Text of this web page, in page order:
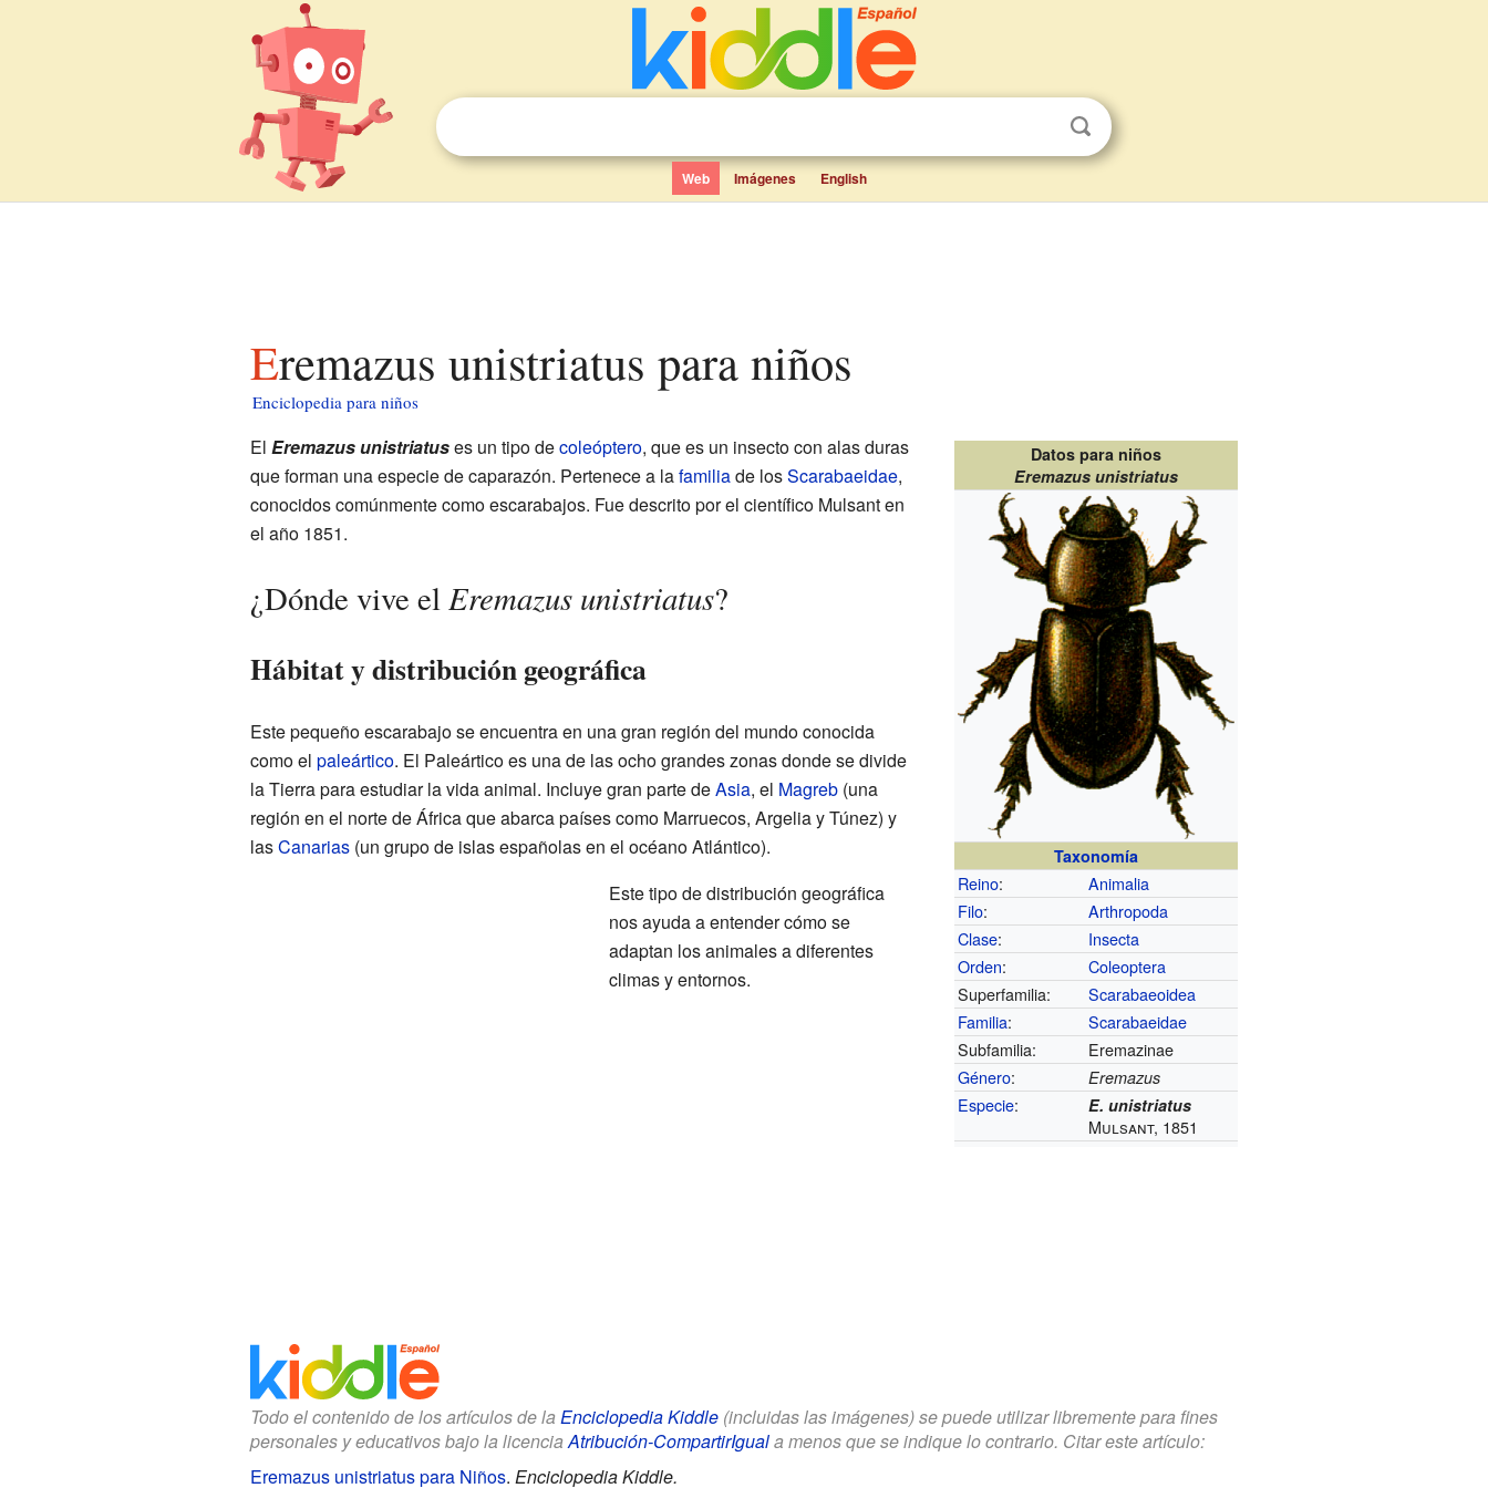
Web Imágenes English
Eremazus unistriatus para niños
Enciclopedia para niños
Datos para niños
Eremazus unistriatus
Taxonomía
Reino:
Animalia
Filo:
Arthropoda
Clase:
Insecta
Orden:
Coleoptera
Superfamilia:
Scarabaeoidea
Familia:
Scarabaeidae
Subfamilia:
Eremazinae
Género: Eremazus
Especie: E. unistriatus
Mulsant, 1851
El Eremazus unistriatuses un tipo decoleóptero, que es un insecto con alas duras
que forman una especie de caparazón. Pertenece a lafamiliade losScarabaeidae,
conocidos comúnmente como escarabajos. Fue descrito por el científico Mulsant en
el año 1851.
¿Dónde vive elEremazus unistriatus?
Hábitat y distribución geográfica
Este pequeño escarabajo se encuentra en una gran región del mundo conocida
como el paleártico. El Paleártico es una de las ocho grandes zonas donde se divide
la Tierra para estudiar la vida animal. Incluye gran parte deAsia, el Magreb(una
región en el norte de África que abarca países como Marruecos, Argelia y Túnez) y
lasCanarias(un grupo de islas españolas en el océano Atlántico).
Este tipo de distribución geográfica
nos ayuda a entender cómo se
adaptan los animales a diferentes
climas y entornos.
Todo el contenido de los artículos de la Enciclopedia Kiddle(incluidas las imágenes) se puede utilizar libremente para fines
personales y educativos bajo la licenciaAtribución-CompartirIguala menos que se indique lo contrario. Citar este artículo:
Eremazus unistriatus para Niños. Enciclopedia Kiddle.